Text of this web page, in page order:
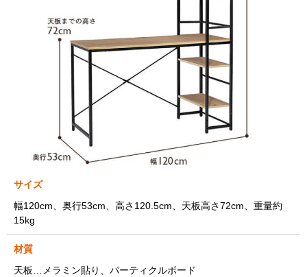
サイズ
幅120cm、奥行53cm、高さ120.5cm、天板高さ72cm、重量約
15kg
材質
天板…メラミン貼り、パーティクルボード